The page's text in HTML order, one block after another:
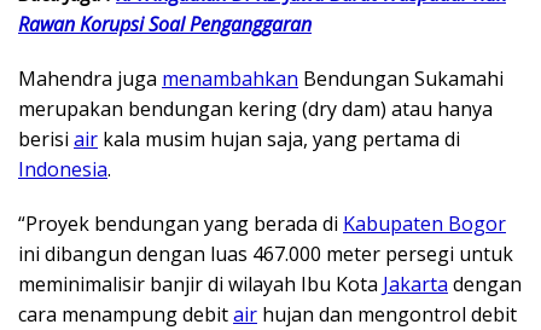
Rawan Korupsi Soal Penganggaran
Mahendra juga menambahkan Bendungan Sukamahi
merupakan bendungan kering (dry dam) atau hanya
berisi air kala musim hujan saja, yang pertama di
Indonesia.
“Proyek bendungan yang berada di Kabupaten Bogor
ini dibangun dengan luas 467.000 meter persegi untuk
meminimalisir banjir di wilayah Ibu Kota Jakarta dengan
cara menampung debitair hujan dan mengontrol debit